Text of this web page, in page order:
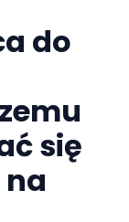
do
się